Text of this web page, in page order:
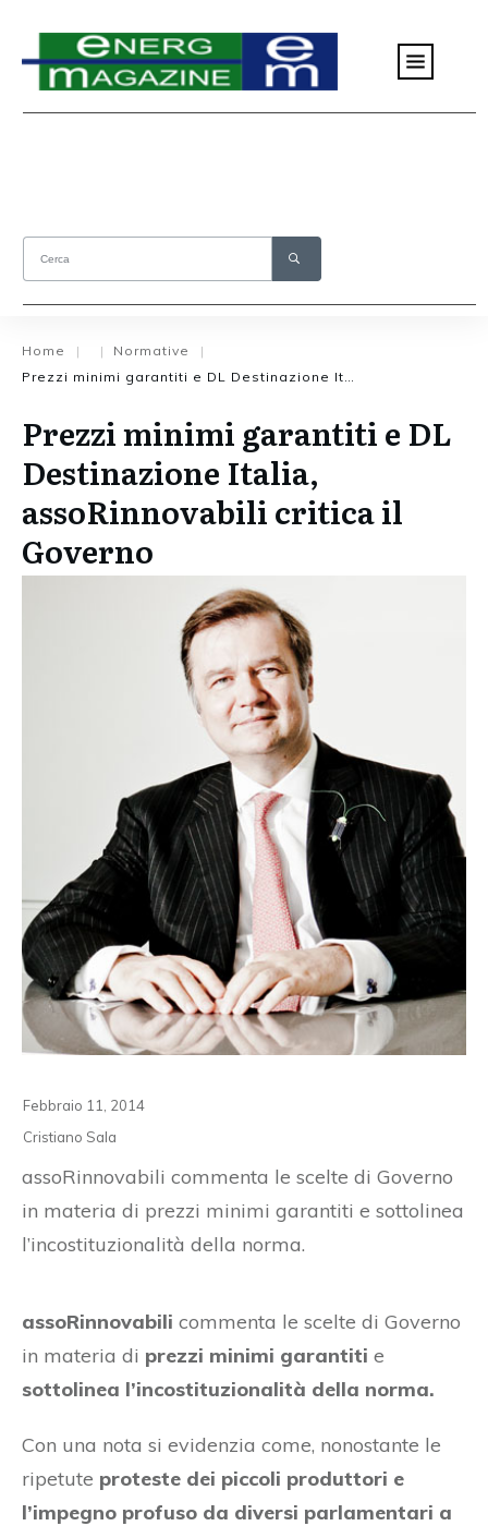
Home | | Normative
|
Prezzi minimi garantiti e DL
Destinazione Italia,
assoRinnovabili critica il
Governo
Febbraio 11, 2014
Cristiano Sala
assoRinnovabili commenta le scelte di Governo
in materia di prezzi minimi garantiti e sottolinea
l’incostituzionalità della norma.
assoRinnovabili commenta le scelte di Governo
in materia di prezzi minimi garantiti e
sottolinea l’incostituzionalità della norma.
Con una nota si evidenzia come, nonostante le
ripetute proteste dei piccoli produttori e
l’impegno profuso da diversi parlamentari a